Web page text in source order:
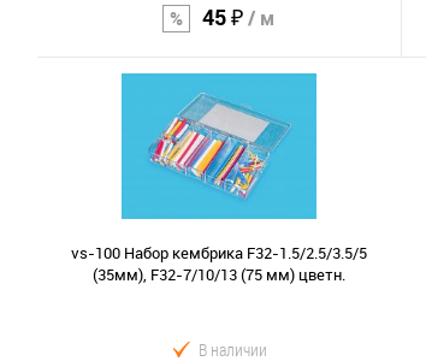
45 ₽/ м
В корзину
vs-100 Набор кембрика F32-1.5/2.5/3.5/5
(35мм), F32-7/10/13 (75 мм) цветн.
В наличии